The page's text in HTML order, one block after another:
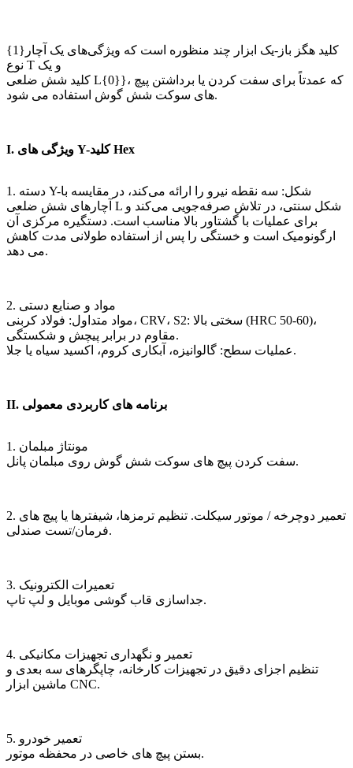
کلید هگز باز-یک ابزار چند منظوره است که ویژگی‌های یک آچار{1}
نوع T و یک
کلید شش ضلعی L{0}}، که عمدتاً برای سفت کردن یا برداشتن پیچ
های سوکت شش گوش استفاده می شود.
I. ویژگی های Y-کلید Hex
1. دسته Y-شکل: سه نقطه نیرو را ارائه می‌کند، در مقایسه با
آچارهای شش ضلعی L شکل سنتی، در تلاش صرفه‌جویی می‌کند و
برای عملیات با گشتاور بالا مناسب است. دستگیره مرکزی آن
ارگونومیک است و خستگی را پس از استفاده طولانی مدت کاهش
می دهد.
2. مواد و صنایع دستی
مواد متداول: فولاد کربنی، CRV، S2: سختی بالا (HRC 50-60)،
مقاوم در برابر پیچش و شکستگی.
عملیات سطح: گالوانیزه، آبکاری کروم، اکسید سیاه یا جلا.
II. برنامه های کاربردی معمولی
1. مونتاژ مبلمان
سفت کردن پیچ های سوکت شش گوش روی مبلمان پانل.
2. تعمیر دوچرخه / موتور سیکلت. تنظیم ترمزها، شیفترها یا پیچ های
فرمان/تست صندلی.
3. تعمیرات الکترونیک
جداسازی قاب گوشی موبایل و لپ تاپ.
4. تعمیر و نگهداری تجهیزات مکانیکی
تنظیم اجزای دقیق در تجهیزات کارخانه، چاپگرهای سه بعدی و
ماشین ابزار CNC.
5. تعمیر خودرو
بستن پیچ های خاصی در محفظه موتور.